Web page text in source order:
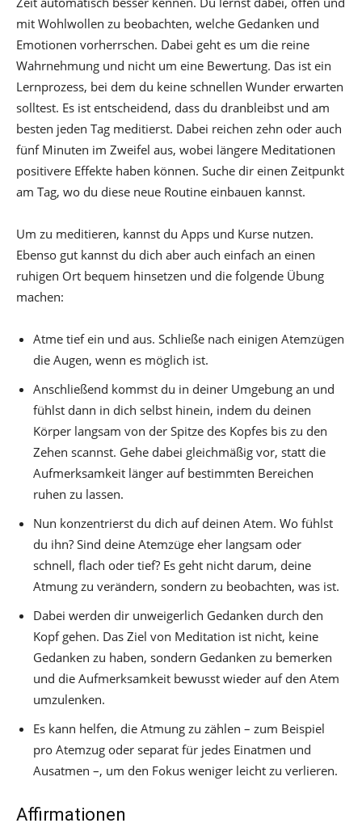
mit Wohlwollen zu beobachten, welche Gedanken und
Emotionen vorherrschen. Dabei geht es um die reine
Wahrnehmung und nicht um eine Bewertung. Das ist ein
Lernprozess, bei dem du keine schnellen Wunder erwarten
solltest. Es ist entscheidend, dass du dranbleibst und am
besten jeden Tag meditierst. Dabei reichen zehn oder auch
fünf Minuten im Zweifel aus, wobei längere Meditationen
positivere Effekte haben können. Suche dir einen Zeitpunkt
am Tag, wo du diese neue Routine einbauen kannst.
Um zu meditieren, kannst du Apps und Kurse nutzen.
Ebenso gut kannst du dich aber auch einfach an einen
ruhigen Ort bequem hinsetzen und die folgende Übung
machen:
Atme tief ein und aus. Schließe nach einigen Atemzügen
die Augen, wenn es möglich ist.
Anschließend kommst du in deiner Umgebung an und
fühlst dann in dich selbst hinein, indem du deinen
Körper langsam von der Spitze des Kopfes bis zu den
Zehen scannst. Gehe dabei gleichmäßig vor, statt die
Aufmerksamkeit länger auf bestimmten Bereichen
ruhen zu lassen.
Nun konzentrierst du dich auf deinen Atem. Wo fühlst
du ihn? Sind deine Atemzüge eher langsam oder
schnell, flach oder tief? Es geht nicht darum, deine
Atmung zu verändern, sondern zu beobachten, was ist.
Dabei werden dir unweigerlich Gedanken durch den
Kopf gehen. Das Ziel von Meditation ist nicht, keine
Gedanken zu haben, sondern Gedanken zu bemerken
und die Aufmerksamkeit bewusst wieder auf den Atem
umzulenken.
Es kann helfen, die Atmung zu zählen – zum Beispiel
pro Atemzug oder separat für jedes Einatmen und
Ausatmen –, um den Fokus weniger leicht zu verlieren.
Affirmationen